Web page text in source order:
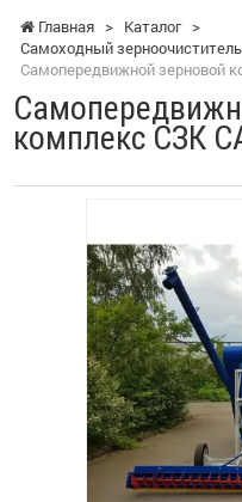
Главная > Каталог >
Cамоходный
Самопередвижной зерновой
комплекс СЗК